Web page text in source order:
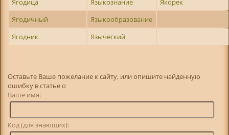
Ягодица
Языкознание
Якорек
Ягодичный
Языкообразование
Ягодник
Языческий
Оставьте Ваше пожелание к сайту, или опишите найденную
ошибку в статье о
Ваше имя:
Код (для знающих):